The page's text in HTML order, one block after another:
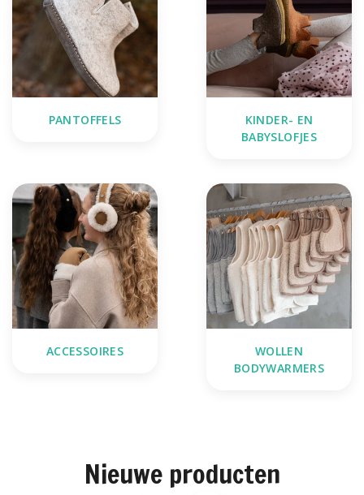
PANTOFFELS
KINDER- EN
BABYSLOFJES
ACCESSOIRES
WOLLEN
BODYWARMERS
Nieuwe producten